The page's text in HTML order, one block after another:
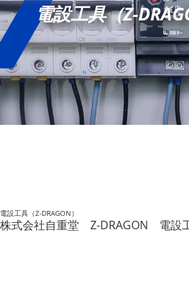
電設工具（Z-
電設工具（Z-DRAGON）
株式会社自重堂 Z-DRAGON 電設